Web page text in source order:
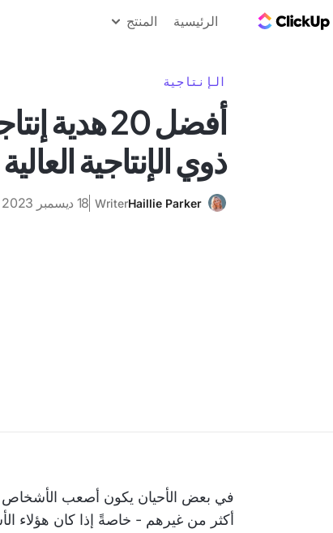
الرئيسية المنتج
الإنتاجية
أفضل 20
ذوي الإنتاجية العالية
Haillie Parker
Writer 18 ديسمبر 2023
في بعض الأحيان يكون أصعب الأشخاص
أكثر من غيرهم - خاصةً إذا كان هؤلاء